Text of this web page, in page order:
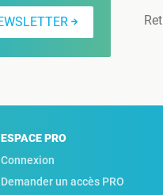
ESPACE PRO
Connexion
Demander un accès PRO